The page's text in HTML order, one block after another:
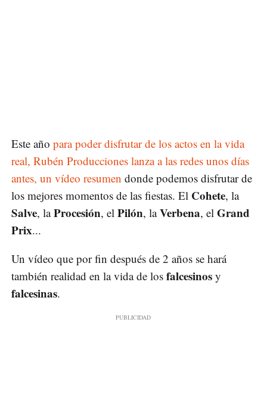
Este año para poder disfrutar de los actos en la vida
real, Rubén Producciones lanza a las redes unos días
antes, un vídeo resumen donde podemos disfrutar de
los mejores momentos de las fiestas. El Cohete, la
Salve, laProcesión, el Pilón, laVerbena, el Grand
Prix...
Un vídeo que por fin después de 2 años se hará
también realidad en la vida de los falcesinos y
falcesinas.